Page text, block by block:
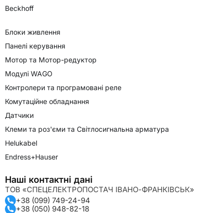
Beckhoff
Блоки живлення
Панелі керування
Мотор та Мотор-редуктор
Модулі WAGO
Контролери та програмовані реле
Комутаційне обладнання
Датчики
Клеми та роз'єми та Світлосигнальна арматура
Helukabel
Endress+Hauser
Наші контактні дані
ТОВ «СПЕЦЕЛЕКТРОПОСТАЧ ІВАНО-ФРАНКІВСЬК»
+38 (099) 749-24-94
+38 (050) 948-82-18